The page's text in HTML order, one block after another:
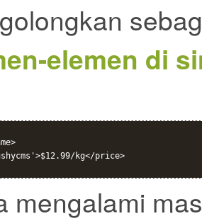
elemen di
kg</price>
mengalami